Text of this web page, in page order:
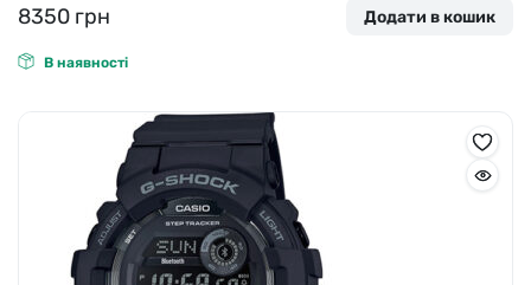
8350 грн Додати в кошик
В наявності